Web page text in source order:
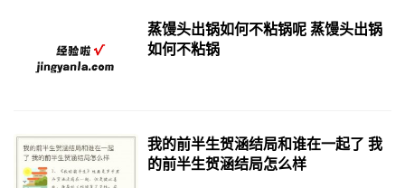
蒸馒头出锅如何不粘锅呢 蒸馒头出锅
如何不粘锅
我的前半生贺涵结局和谁在一起了 我
的前半生贺涵结局怎么样